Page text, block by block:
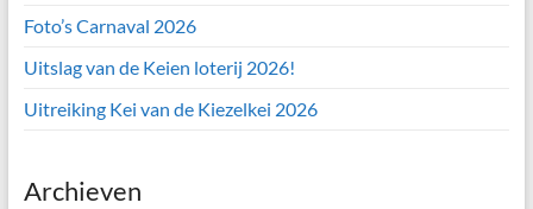
Foto’s Carnaval 2026
Uitslag van de Keien loterij 2026!
Uitreiking Kei van de Kiezelkei 2026
Archieven